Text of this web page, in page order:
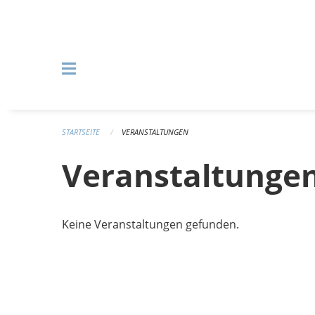
STARTSEITE VERANSTALTUNGEN
Keine Veranstaltungen gefunden.